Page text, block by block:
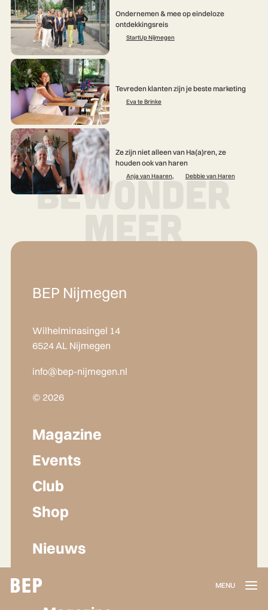
Ondernemen & mee op eindeloze
ontdekkingsreis
StartUp Nijmegen
Tevreden klanten zijn je beste marketing
Eva te Brinke
Ze zijn niet alleen van Ha(a)ren, ze
houden ook van haren
Anja van Haaren, Debbie van Haren
BEP Nijmegen
Wilhelminasingel 14
6524 AL Nijmegen
info@bep-nijmegen.nl
© 2026
Magazine
Events
Club
Shop
Nieuws
Lidmaatschap